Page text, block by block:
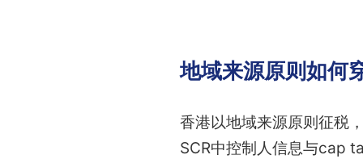
地域来源原则如何
香港以地域来源原则征税
SCR中控制人信息与cap